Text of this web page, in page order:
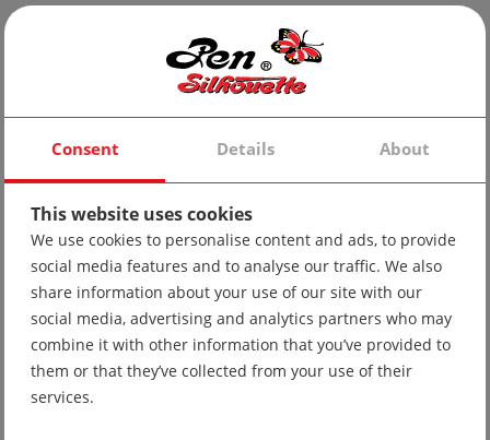
Newest Products
Consent Details About
This website uses cookies
We use cookies to personalise content and ads, to provide
social media features and to analyse our traffic. We also
share information about your use of our site with our
social media, advertising and analytics partners who may
combine it with other information that you’ve provided to
them or that they’ve collected from your use of their
services.